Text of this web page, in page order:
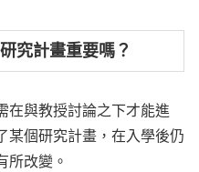
究計畫重要嗎？
在與教授討論之下才能進
某個研究計畫，在入學後仍
所改變。